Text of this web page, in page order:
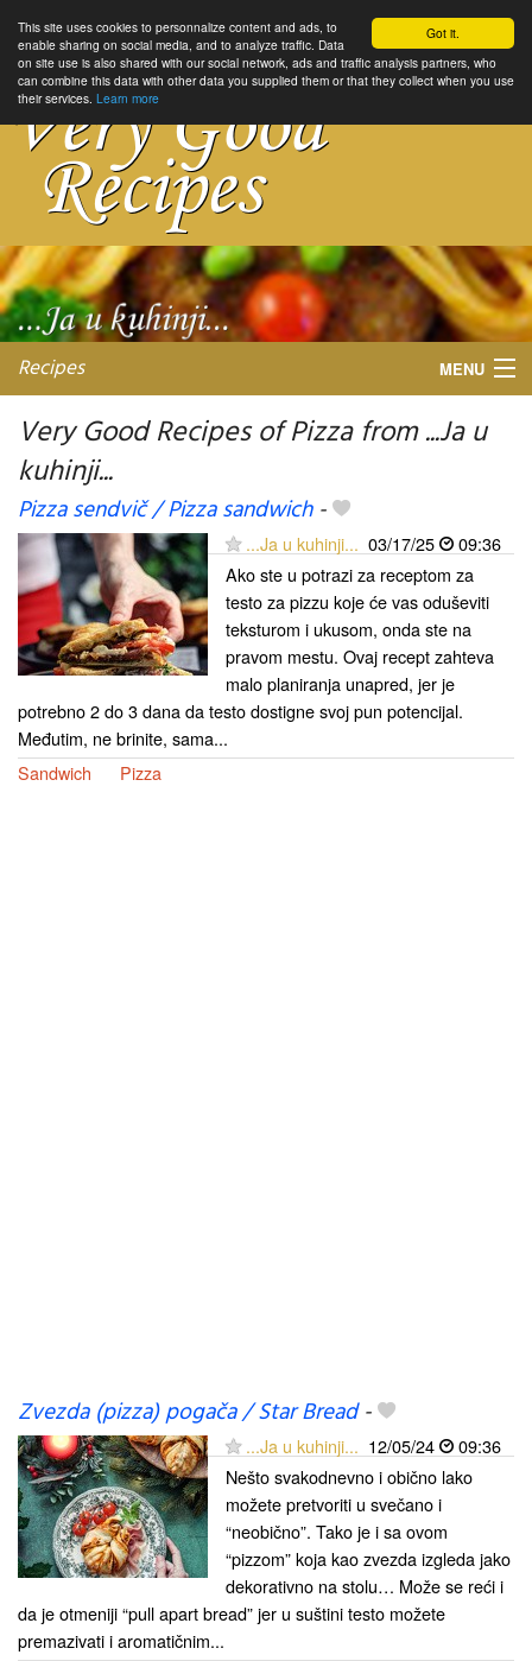
Got it.
This site uses cookies to personnalize content and ads, to
enable sharing on social media, and to analyze traffic. Data
on site use is also shared with our social network, ads and traffic analysis partners, who
can combine this data with other data you supplied them or that they collect when you use
their services. Learn more
Recipes MENU
My favorite blogs
Very Good Recipes of Pizza from ...Ja u
kuhinji...
Pizza sendvič / Pizza sandwich-
...Ja u kuhinji... 03/17/25
09:36
Ako ste u potrazi za receptom za
testo za pizzu koje će vas oduševiti
teksturom i ukusom, onda ste na
pravom mestu. Ovaj recept zahteva
malo planiranja unapred, jer je
potrebno 2 do 3 dana da testo dostigne svoj pun potencijal.
Međutim, ne brinite, sama...
Sandwich
Pizza
Zvezda (pizza) pogača / Star Bread-
...Ja u kuhinji... 12/05/24
09:36
Nešto svakodnevno i obično lako
možete pretvoriti u svečano i
“neobično”. Tako je i sa ovom
“pizzom” koja kao zvezda izgleda jako
dekorativno na stolu… Može se reći i
da je otmeniji “pull apart bread” jer u suštini testo možete
premazivati i aromatičnim...